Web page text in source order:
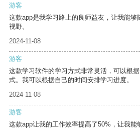
游客
这款app是我学习路上的良师益友，让我能
视野。
2024-11-08
游客
这款学习软件的学习方式非常灵活，可以根
式。我可以根据自己的时间安排学习进度。
2024-11-08
游客
这款app让我的工作效率提高了50%，让我能